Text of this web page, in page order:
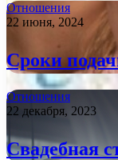
Отношения
22 июня, 2024
Сроки
Отношения
22 декабря, 2023
Свадебная